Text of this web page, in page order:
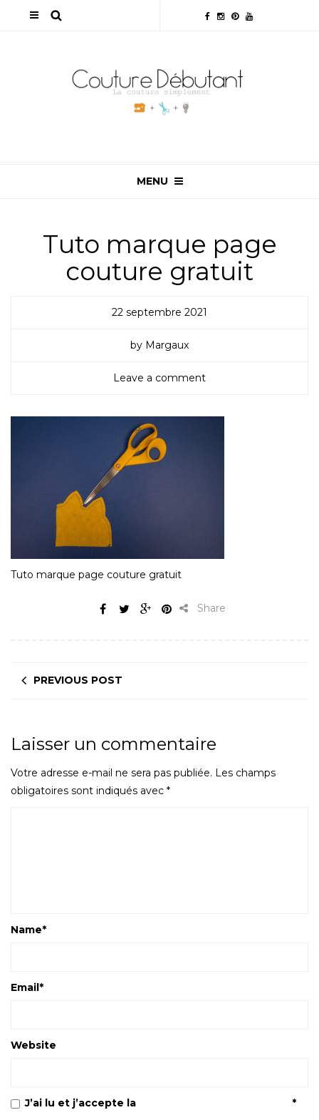
MENU
Tuto marque page
couture gratuit
22 septembre 2021
by Margaux
Leave a comment
Tuto marque page couture gratuit
Share
PREVIOUS POST
Laisser un commentaire
Votre adresse e-mail ne sera pas publiée. Les champs
obligatoires sont indiqués avec *
Name*
Email*
Website
J’ai lu et j’accepte la *